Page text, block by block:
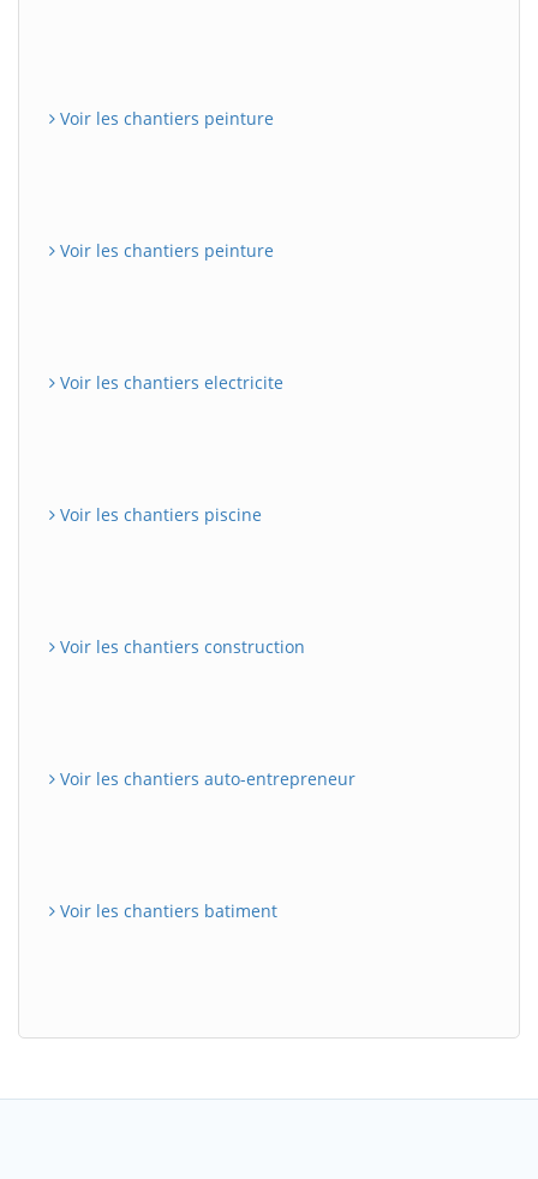
Voir les chantiers peinture
Voir les chantiers peinture
Voir les chantiers electricite
Voir les chantiers piscine
Voir les chantiers construction
Voir les chantiers auto-entrepreneur
Voir les chantiers batiment